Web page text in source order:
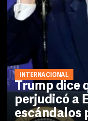
INTERNACIONAL
Trump dice
perjudicó a
escándalos